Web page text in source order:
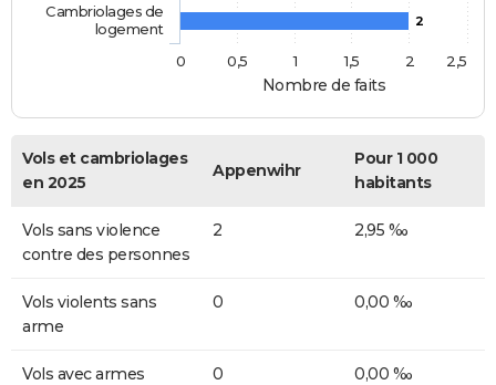
Nombre de faits
2
Cambriolages de
logement
0
0,5 1 1,5 2 2,5
Vols et cambriolages
en 2025
Appenwihr
Pour 1 000
habitants
Vols sans violence
contre des personnes
2 2,95 ‰
Vols violents sans
arme
0 0,00 ‰
Vols avec armes 0 0,00 ‰